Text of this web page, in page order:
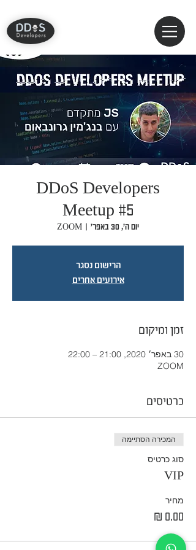
DDoS Developers
Meetup #5
יום ה׳, 30 באפר׳ ZOOM
הרישום נסגר
אירועים אחרים
זמן ומיקום
30 באפר׳ 2020, 21:00 – 22:00
ZOOM
כרטיסים
המכירה הסתיימה
סוג כרטיס
VIP
מחיר